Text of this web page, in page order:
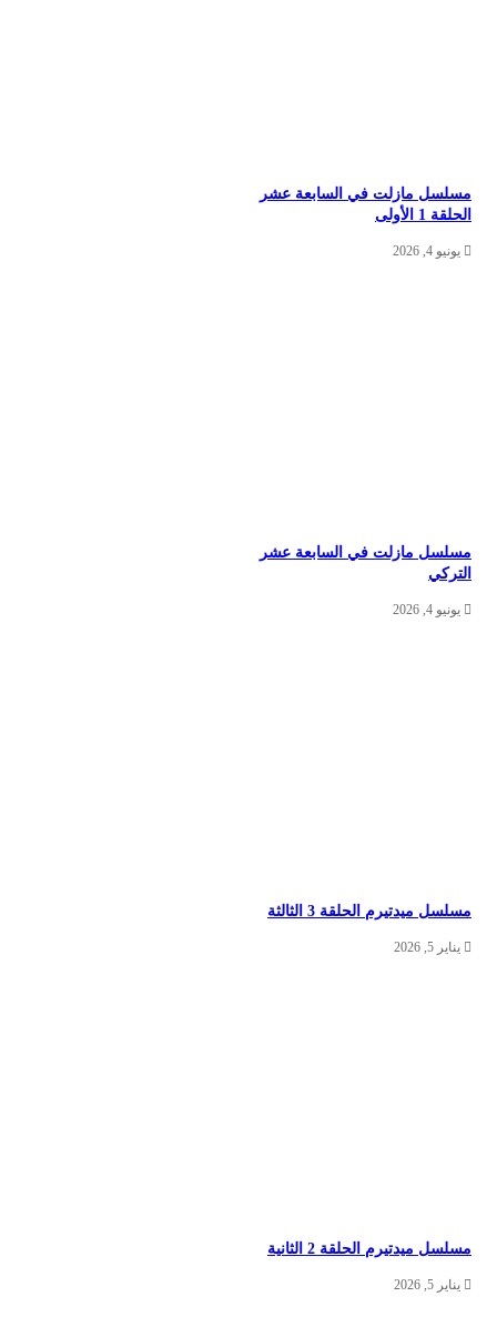
مازلت في السابعة عشر
1 الأولى
يونيو 4, 2026
مازلت في السابعة عشر
يونيو 4, 2026
ميدتيرم الحلقة 3 الثالثة
يناير 5, 2026
ميدتيرم الحلقة 2 الثانية
يناير 5, 2026